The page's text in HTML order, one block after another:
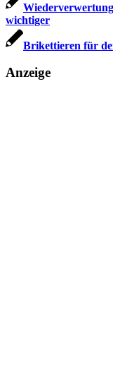
wichtiger
Brikettieren für
Anzeige